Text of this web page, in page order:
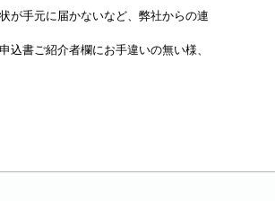
が手元に届かないなど、弊社からの連
書ご紹介者欄にお手違いの無い様、